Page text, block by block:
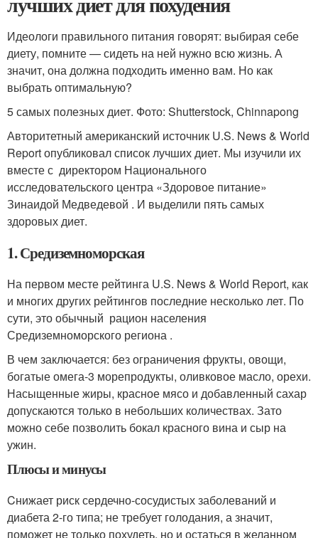
Идеологи правильного питания говорят: выбирая себе
диету, помните — сидеть на ней нужно всю жизнь. А
значит, она должна подходить именно вам. Но как
выбрать оптимальную?
5 самых полезных диет. Фото: Shutterstock, Chinnapong
Авторитетный американский источник U.S. News & World
Report опубликовал список лучших диет. Мы изучили их
вместе с директором Национального
исследовательского центра «Здоровое питание»
Зинаидой Медведевой . И выделили пять самых
здоровых диет.
1. Средиземноморская
На первом месте рейтинга U.S. News & World Report, как
и многих других рейтингов последние несколько лет. По
сути, это обычный рацион населения
Средиземноморского региона .
В чем заключается: без ограничения фрукты, овощи,
богатые омега-3 морепродукты, оливковое масло, орехи.
Насыщенные жиры, красное мясо и добавленный сахар
допускаются только в небольших количествах. Зато
можно себе позволить бокал красного вина и сыр на
ужин.
Плюсы и минусы
Cнижает риск сердечно-сосудистых заболеваний и
диабета 2-го типа; не требует голодания, а значит,
поможет не только похудеть, но и остаться в желанном